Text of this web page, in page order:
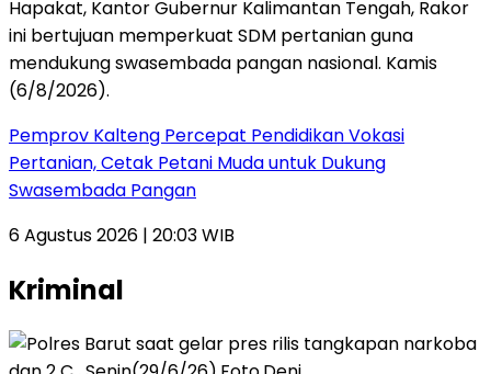
Pemprov Kalteng Percepat Pendidikan Vokasi
Pertanian, Cetak Petani Muda untuk Dukung
Swasembada Pangan
6 Agustus 2026 | 20:03 WIB
Kriminal